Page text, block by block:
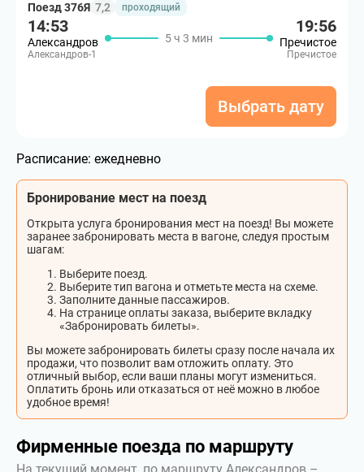
Поезд 376Я 7,2 проходящий
14:53
Александров
Александров-1
5 ч 3 мин
19:56
Пречистое
Пречистое
Выбрать дату
Расписание: ежедневно
Бронирование мест на поезд
Открыта услуга бронирования мест на поезд! Вы можете
заранее забронировать места в вагоне, следуя простым
шагам:
Выберите поезд.
Выберите тип вагона и отметьте места на схеме.
Заполните данные пассажиров.
На странице оплаты заказа, выберите вкладку
«Забронировать билеты».
Вы можете забронировать билеты сразу после начала их
продажи, что позволит вам отложить оплату. Это
отличный выбор, если ваши планы могут измениться.
Оплатить бронь или отказаться от неё можно в любое
удобное время!
Фирменные поезда по маршруту